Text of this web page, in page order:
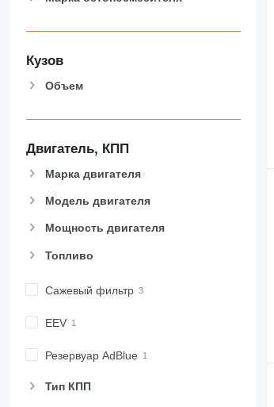
Кузов
Объем
Двигатель, КПП
Марка двигателя
Модель двигателя
Мощность двигателя
Топливо
Сажевый фильтр
EEV
Резервуар AdBlue
Тип КПП